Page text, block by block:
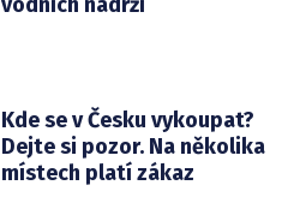
Kde se v Česku vykoupat?
Dejte si pozor. Na několika
místech platí zákaz